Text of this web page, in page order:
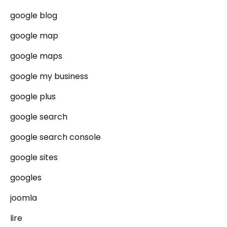
google blog
google map
google maps
google my business
google plus
google search
google search console
google sites
googles
joomla
lire